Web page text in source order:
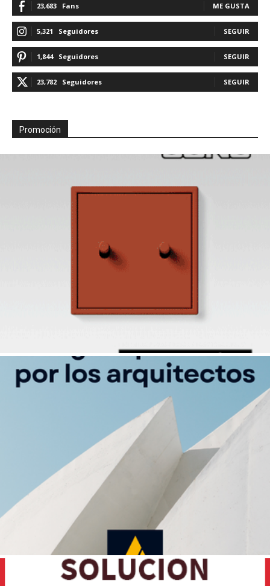
23,683 Fans ME GUSTA
5,321 Seguidores SEGUIR
1,844 Seguidores SEGUIR
23,782 Seguidores SEGUIR
Promoción